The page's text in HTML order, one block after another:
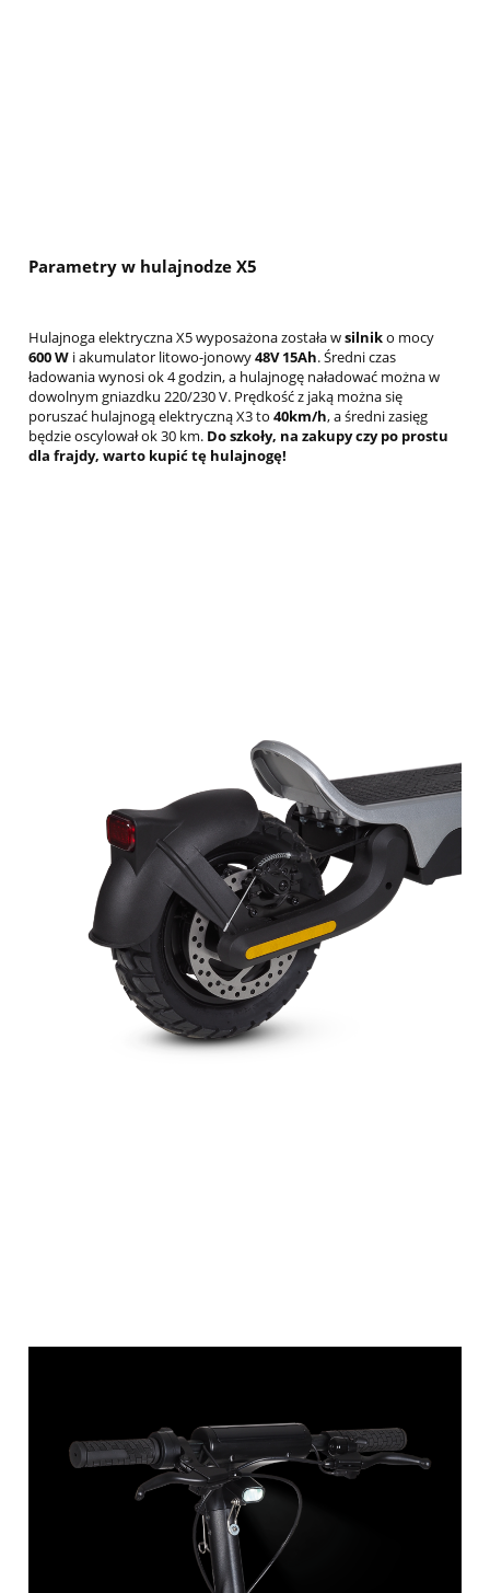
Parametry w hulajnodze X5
Hulajnoga elektryczna X5 wyposażona została wsilniko mocy
600 W i akumulator litowo-jonowy48V 15Ah. Średni czas
ładowania wynosi ok 4 godzin, a hulajnogę naładować można w
dowolnym gniazdku 220/230 V. Prędkość z jaką można się
poruszać hulajnogą elektryczną X3 to 40km/h, a średni zasięg
będzie oscylował ok 30 km. Do szkoły, na zakupy czy po prostu
dla frajdy, warto kupić tę hulajnogę!